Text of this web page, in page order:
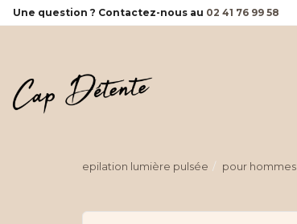
epilation lumière pulsée pour hommes
Une question ? Contactez-nous au 02 41 76 99 58
Panneau de gestion des cookies